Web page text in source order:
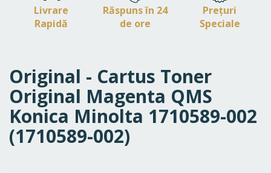
Livrare
Rapidă
Răspuns în 24
de ore
Prețuri
Speciale
Original - Cartus Toner
Original Magenta QMS
Konica Minolta 1710589-002
(1710589-002)